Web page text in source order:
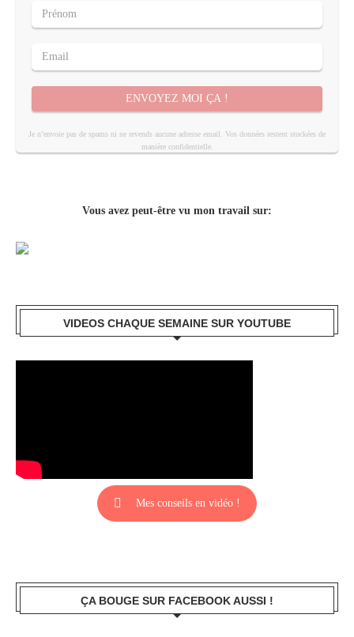
ENVOYEZ MOI ÇA !
Je n’envoie pas de spams ni ne revends aucune adresse email. Vos données restent stockées de
manière confidentielle.
Vous avez peut-être vu mon travail sur:
VIDEOS CHAQUE SEMAINE SUR YOUTUBE
Mes conseils en vidéo !
ÇA BOUGE SUR FACEBOOK AUSSI !